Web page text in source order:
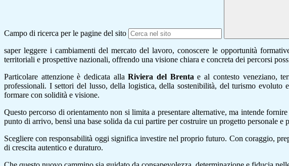
Campo di ricerca per le pagine del sito
saper leggere i cambiamenti del mercato del lavoro, conoscere le opportunità
territoriali e prospettive nazionali, offrendo una visione chiara e concreta dei percorsi
Particolare attenzione è dedicata allaRiviera del Brenta e al contesto veneziano,
professionali. I settori del lusso, della logistica, della sostenibilità, del turismo
formare con solidità e visione.
Questo percorso di orientamento non si limita a presentare alternative, ma intende
punto di arrivo, bensì una base solida da cui partire per costruire un progetto personale e
Scegliere con responsabilità oggi significa investire nel proprio futuro. Con coraggio,
di crescita autentico e duraturo.